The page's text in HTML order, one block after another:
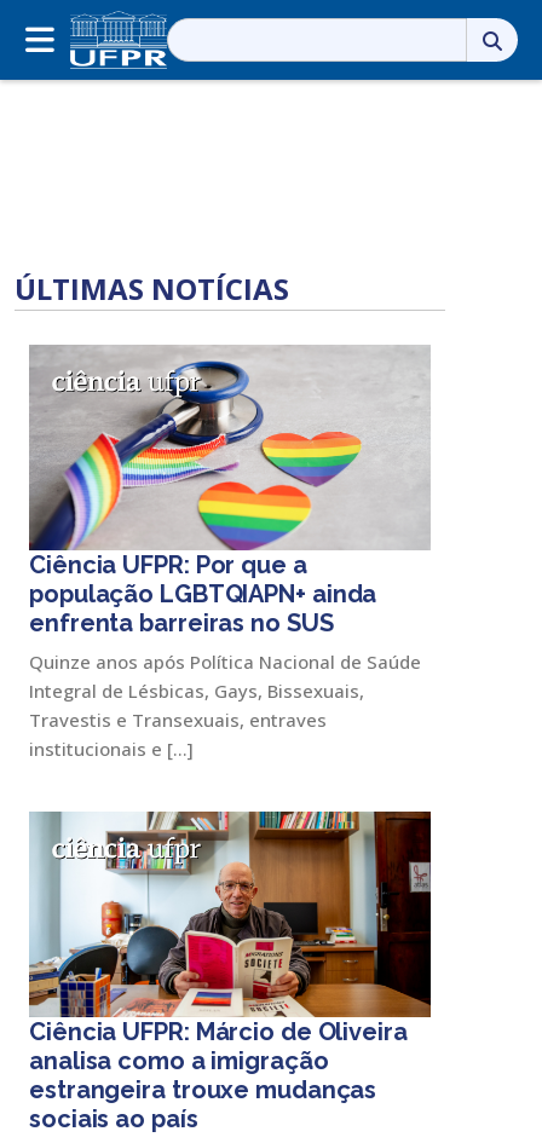
Pesquisar
por:
ÚLTIMAS NOTÍCIAS
Ciência UFPR: Por que a
população LGBTQIAPN+ ainda
enfrenta barreiras no SUS
Quinze anos após Política Nacional de Saúde
Integral de Lésbicas, Gays, Bissexuais,
Travestis e Transexuais, entraves
institucionais e […]
Ciência UFPR: Márcio de Oliveira
analisa como a imigração
estrangeira trouxe mudanças
sociais ao país